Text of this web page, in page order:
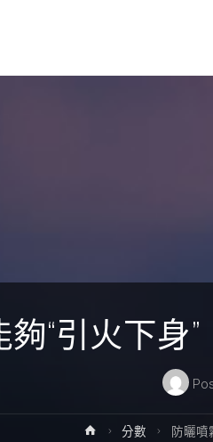
夠“引火下身
Home分數 防曬噴